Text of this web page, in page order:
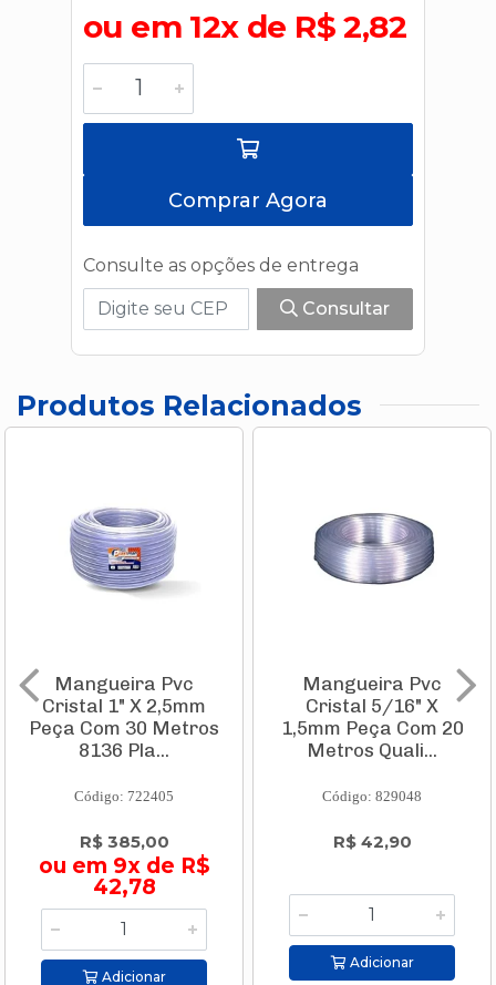
ou em 12x de R$ 2,82
Comprar Agora
Consulte as opções de entrega
Consultar
Produtos Relacionados
Mangueira Pvc
Cristal 1" X 2,5mm
Peça Com 30 Metros
8136 Pla...
Código: 722405
R$ 385,00
ou em 9x de R$
42,78
Adicionar
Mangueira Pvc
Cristal 5/16" X
1,5mm Peça Com 20
Metros Quali...
Código: 829048
R$ 42,90
Adicionar